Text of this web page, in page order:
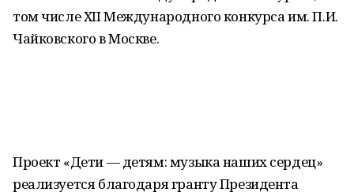
том числе XII Международного конкурса им. П.И.
Чайковского в Москве.
Проект «Дети — детям: музыка наших сердец»
реализуется благодаря гранту Президента